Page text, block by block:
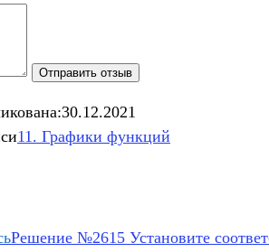
Отправить отзыв
30.12.2021
11. Графики функций
Решение №2615 Установите